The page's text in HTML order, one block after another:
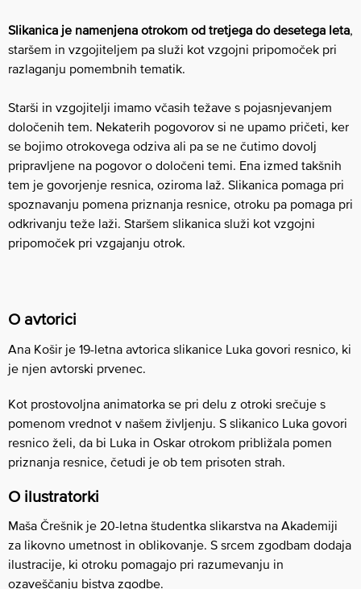
Slikanica je namenjena otrokom od tretjega do desetega leta,
staršem in vzgojiteljem pa služi kot vzgojni pripomoček pri
razlaganju pomembnih tematik.
Starši in vzgojitelji imamo včasih težave s pojasnjevanjem
določenih tem. Nekaterih pogovorov si ne upamo pričeti, ker
se bojimo otrokovega odziva ali pa se ne čutimo dovolj
pripravljene na pogovor o določeni temi. Ena izmed takšnih
tem je govorjenje resnica, oziroma laž. Slikanica pomaga pri
spoznavanju pomena priznanja resnice, otroku pa pomaga pri
odkrivanju teže laži. Staršem slikanica služi kot vzgojni
pripomoček pri vzgajanju otrok.
O avtorici
Ana Košir je 19-letna avtorica slikanice Luka govori resnico, ki
je njen avtorski prvenec.
Kot prostovoljna animatorka se pri delu z otroki srečuje s
pomenom vrednot v našem življenju. S slikanico Luka govori
resnico želi, da bi Luka in Oskar otrokom približala pomen
priznanja resnice, četudi je ob tem prisoten strah.
O ilustratorki
Maša Črešnik je 20-letna študentka slikarstva na Akademiji
za likovno umetnost in oblikovanje. S srcem zgodbam dodaja
ilustracije, ki otroku pomagajo pri razumevanju in
ozaveščanju bistva zgodbe.